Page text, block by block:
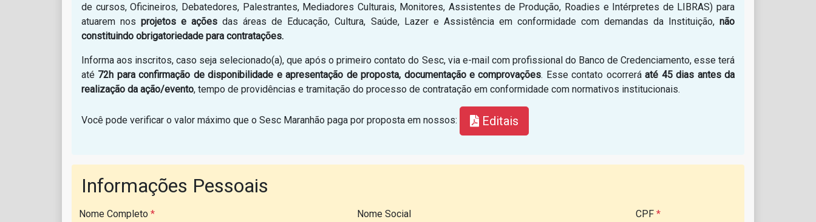
de cursos, Oficineiros, Debatedores, Palestrantes, Mediadores Culturais, Monitores, Assistentes de Produção, Roadies e Intérpretes de LIBRAS) para
atuarem nosprojetos e ações das áreas de Educação, Cultura, Saúde, Lazer e Assistência em conformidade com demandas da Instituição,não
constituindo obrigatoriedade para contratações.
Informa aos inscritos, caso seja selecionado(a), que após o primeiro contato do Sesc, via e-mail com profissional do Banco de Credenciamento, esse terá
até 72h para confirmação de disponibilidade e apresentação de proposta, documentação e comprovações. Esse contato ocorreráaté 45 dias antes da
realização da ação/evento, tempo de providências e tramitação do processo de contratação em conformidade com normativos institucionais.
Você pode verificar o valor máximo que o Sesc Maranhão paga por proposta em nossos: Editais
Informações Pessoais
Nome Completo * Nome Social CPF *